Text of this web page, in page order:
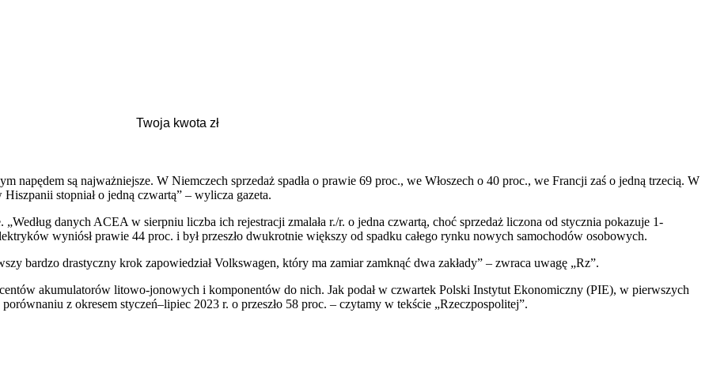
napędem są najważniejsze. W Niemczech sprzedaż spadła o prawie 69 proc., we Włoszech o 40 proc., we Francji zaś o jedną trzecią. W
stopniał o jedną czwartą” – wylicza gazeta.
danych ACEA w sierpniu liczba ich rejestracji zmalała r./r. o jedna czwartą, choć sprzedaż liczona od stycznia pokazuje 1-
wyniósł prawie 44 proc. i był przeszło dwukrotnie większy od spadku całego rynku nowych samochodów osobowych.
bardzo drastyczny krok zapowiedział Volkswagen, który ma zamiar zamknąć dwa zakłady” – zwraca uwagę „Rz”.
akumulatorów litowo-jonowych i komponentów do nich. Jak podał w czwartek Polski Instytut Ekonomiczny (PIE), w pierwszych
z okresem styczeń–lipiec 2023 r. o przeszło 58 proc. – czytamy w tekście „Rzeczpospolitej”.